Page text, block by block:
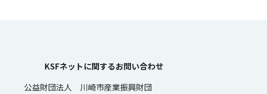
KSFネットに関するお問い合わせ
公益財団法人 川崎市産業振興財団